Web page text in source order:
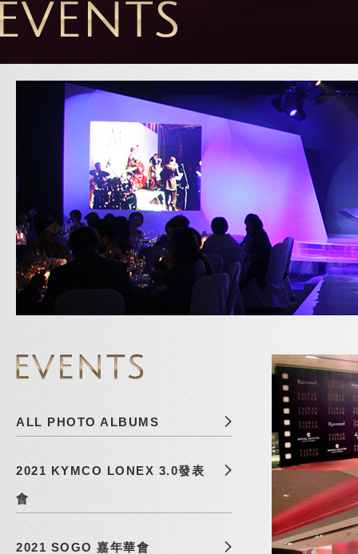
ALL PHOTO ALBUMS
2021 KYMCO LONEX 3.0發表
會
2021 SOGO 嘉年華會